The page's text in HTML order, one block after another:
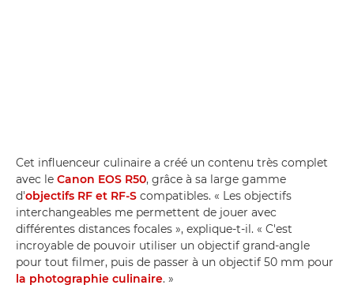
Cet influenceur culinaire a créé un contenu très complet
avec le Canon EOS R50, grâce à sa large gamme
d'objectifs RF et RF-S compatibles. « Les objectifs
interchangeables me permettent de jouer avec
différentes distances focales », explique-t-il. « C'est
incroyable de pouvoir utiliser un objectif grand-angle
pour tout filmer, puis de passer à un objectif 50 mm pour
la photographie culinaire. »